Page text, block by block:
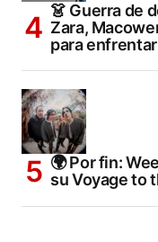
👗 Guerra de
Zara,
para
🌍 Por fin:
su Voyage to